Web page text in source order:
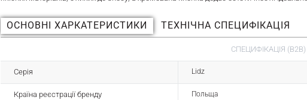
ОСНОВНІ ХАРКАТЕРИСТИКИ ТЕХНІЧНА СПЕЦИФІКАЦІЯ
СПЕЦИФІКАЦІЯ (B2B)
Серія Lidz
Країна реєстрації бренду Польща